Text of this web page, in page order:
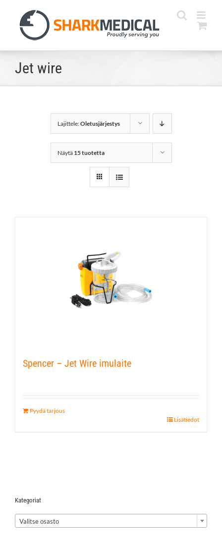
content
Jet wire
Lajittele:Oletusjärjestys
Näytä 15 tuotetta
Spencer – Jet Wire imulaite
Pyydä tarjous
Lisätiedot
Kategoriat
Valitse osasto